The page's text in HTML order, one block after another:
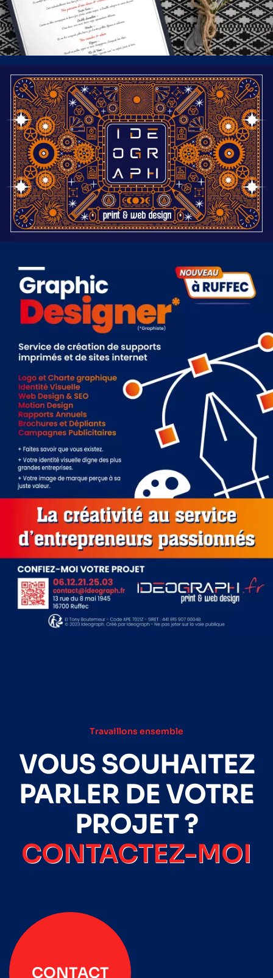
Travaillons ensemble
VOUS SOUHAITEZ
PARLER DE VOTRE
PROJET ?
CONTACTEZ-MOI
CONTACT